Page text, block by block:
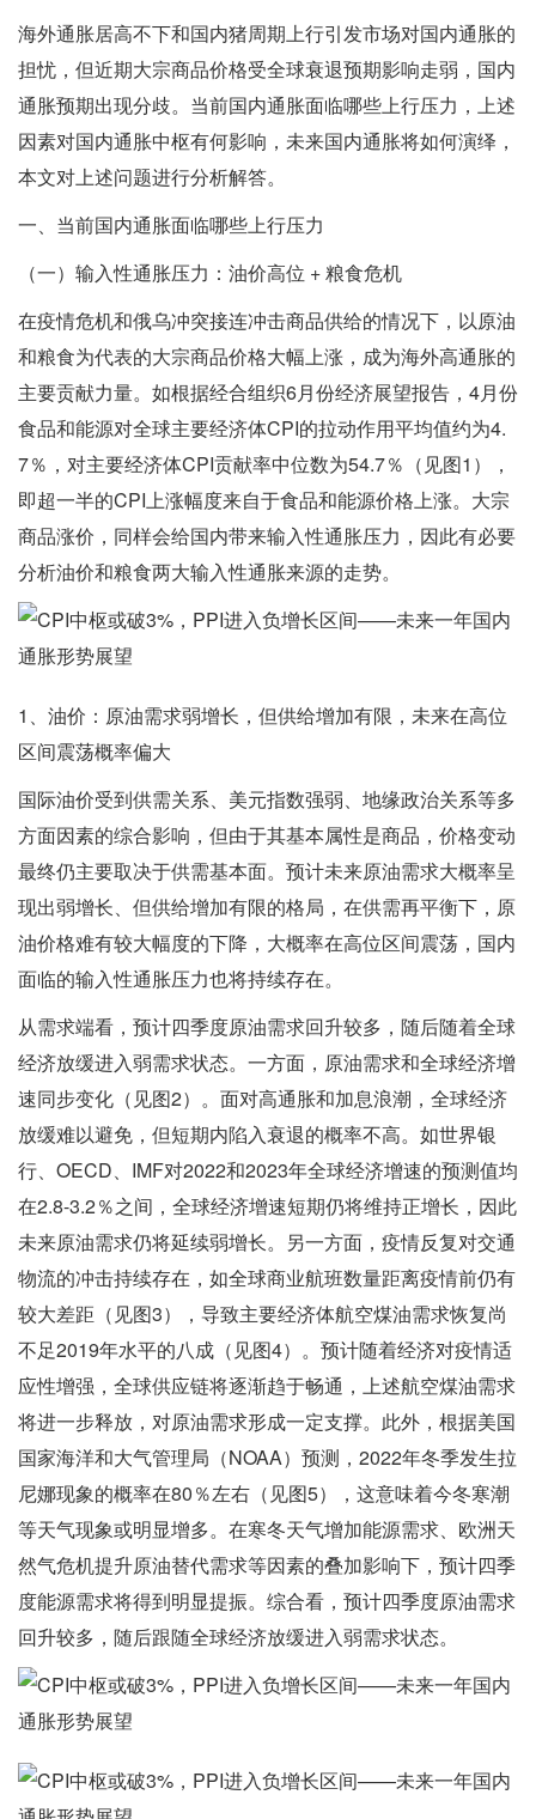
海外通胀居高不下和国内猪周期上行引发市场对国内通胀的
担忧，但近期大宗商品价格受全球衰退预期影响走弱，国内
通胀预期出现分歧。当前国内通胀面临哪些上行压力，上述
因素对国内通胀中枢有何影响，未来国内通胀将如何演绎，
本文对上述问题进行分析解答。
一、当前国内通胀面临哪些上行压力
（一）输入性通胀压力：油价高位 + 粮食危机
在疫情危机和俄乌冲突接连冲击商品供给的情况下，以原油
和粮食为代表的大宗商品价格大幅上涨，成为海外高通胀的
主要贡献力量。如根据经合组织6月份经济展望报告，4月份
食品和能源对全球主要经济体CPI的拉动作用平均值约为4.
7％，对主要经济体CPI贡献率中位数为54.7％（见图1），
即超一半的CPI上涨幅度来自于食品和能源价格上涨。大宗
商品涨价，同样会给国内带来输入性通胀压力，因此有必要
分析油价和粮食两大输入性通胀来源的走势。
1、油价：原油需求弱增长，但供给增加有限，未来在高位
区间震荡概率偏大
国际油价受到供需关系、美元指数强弱、地缘政治关系等多
方面因素的综合影响，但由于其基本属性是商品，价格变动
最终仍主要取决于供需基本面。预计未来原油需求大概率呈
现出弱增长、但供给增加有限的格局，在供需再平衡下，原
油价格难有较大幅度的下降，大概率在高位区间震荡，国内
面临的输入性通胀压力也将持续存在。
从需求端看，预计四季度原油需求回升较多，随后随着全球
经济放缓进入弱需求状态。一方面，原油需求和全球经济增
速同步变化（见图2）。面对高通胀和加息浪潮，全球经济
放缓难以避免，但短期内陷入衰退的概率不高。如世界银
行、OECD、IMF对2022和2023年全球经济增速的预测值均
在2.8-3.2％之间，全球经济增速短期仍将维持正增长，因此
未来原油需求仍将延续弱增长。另一方面，疫情反复对交通
物流的冲击持续存在，如全球商业航班数量距离疫情前仍有
较大差距（见图3），导致主要经济体航空煤油需求恢复尚
不足2019年水平的八成（见图4）。预计随着经济对疫情适
应性增强，全球供应链将逐渐趋于畅通，上述航空煤油需求
将进一步释放，对原油需求形成一定支撑。此外，根据美国
国家海洋和大气管理局（NOAA）预测，2022年冬季发生拉
尼娜现象的概率在80％左右（见图5），这意味着今冬寒潮
等天气现象或明显增多。在寒冬天气增加能源需求、欧洲天
然气危机提升原油替代需求等因素的叠加影响下，预计四季
度能源需求将得到明显提振。综合看，预计四季度原油需求
回升较多，随后跟随全球经济放缓进入弱需求状态。